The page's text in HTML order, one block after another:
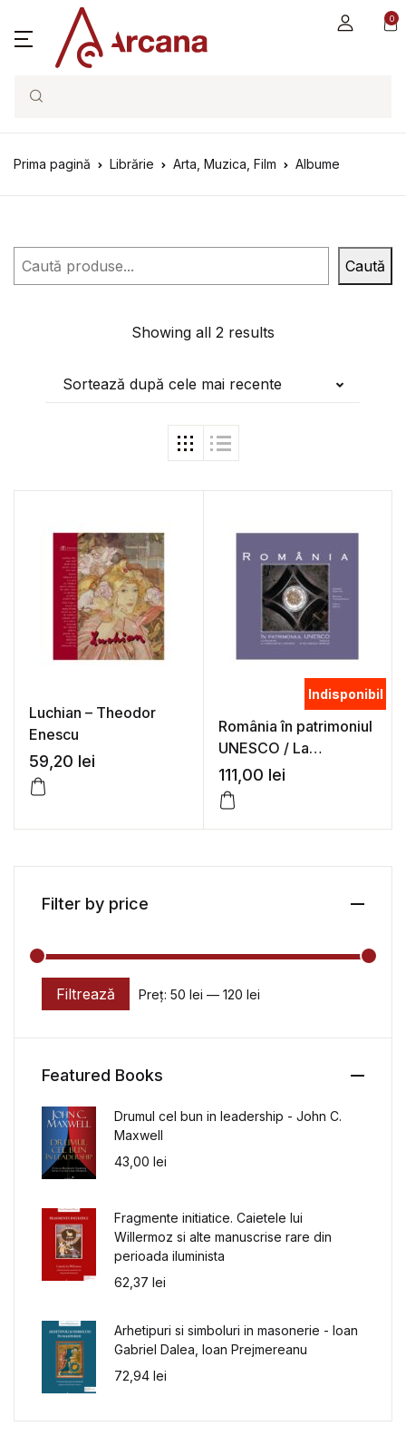
0
Search
Prima pagină Librărie Arta, Muzica, Film Albume
Caută Caută
Showing all 2 results
Sortează după cele mai recente
Luchian – Theodor
Enescu
59,20 lei
Indisponibil
România în patrimoniul
UNESCO / La
Roumanie au
patrimoine de
l’UNESCO / Romania in
the UNESCO Heritage
111,00 lei
Filter by price
Preț minim
Preț maxim
Filtrează Preț: 50 lei — 120 lei
Featured Books
Drumul cel bun in leadership - John C.
Maxwell
43,00 lei
Fragmente initiatice. Caietele lui
Willermoz si alte manuscrise rare din
perioada iluminista
62,37 lei
Arhetipuri si simboluri in masonerie - Ioan
Gabriel Dalea, Ioan Prejmereanu
72,94 lei